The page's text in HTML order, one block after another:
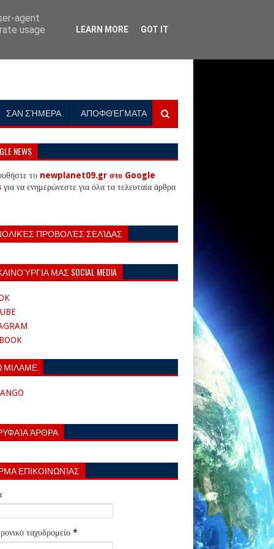
ΣΑΝ ΣΉΜΕΡΑ ΑΠΟΦΘΈΓΜΑΤΑ
NEWS
το newplanet09.gr στο Google
για να ενημερώνεστε για όλα τα τελευταία άρθρα
ΠΡΟΒΟΛΈΣ ΣΕΛΊΔΑΣ
ΜΑΣ SOCIAL MEDIA
ΜΙΛΑΜΕ
ΆΡΘΡΑ
ΕΠΙΚΟΙΝΩΝΊΑΣ
ταχυδρομείο *
agent
usage
LEARN MORE GOT IT